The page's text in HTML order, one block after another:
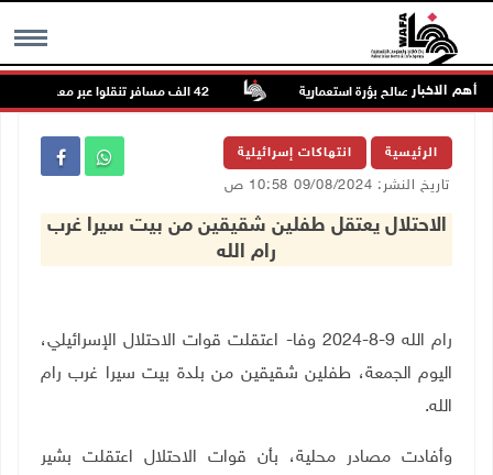
MENU أهم الاخبار
رام الله لصالح بؤرة استعمارية 42 الف مسافر تنقلوا عبر معبر الكرامة الأسبوع الماضي
الرئيسية انتهاكات إسرائيلية
تاريخ النشر: 09/08/2024 10:58 ص
الاحتلال يعتقل طفلين شقيقين من بيت سيرا غرب
رام الله
رام الله 9-8-2024 وفا- اعتقلت قوات الاحتلال الإسرائيلي،
اليوم الجمعة، طفلين شقيقين من بلدة بيت سيرا غرب رام
الله.
وأفادت مصادر محلية، بأن قوات الاحتلال اعتقلت بشير